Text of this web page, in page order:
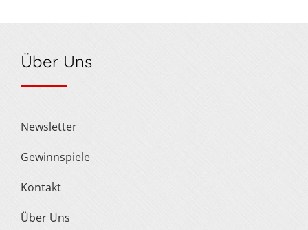
Über Uns
Newsletter
Gewinnspiele
Kontakt
Über Uns